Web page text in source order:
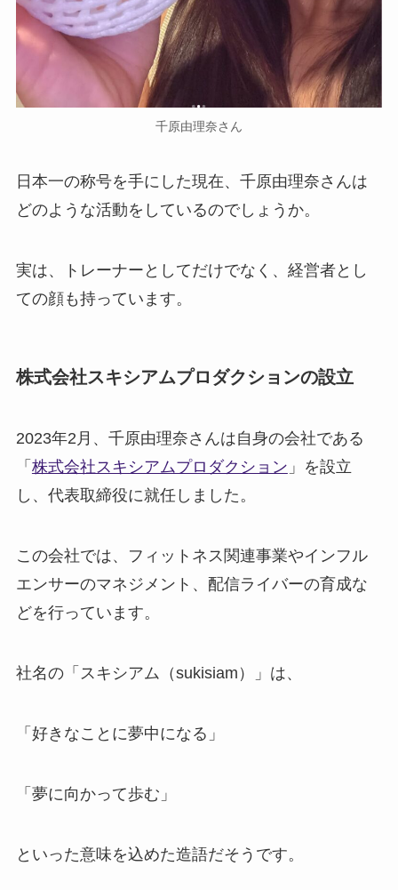
千原由理奈さん
日本一の称号を手にした現在、千原由理奈さんは
どのような活動をしているのでしょうか。
実は、トレーナーとしてだけでなく、経営者とし
ての顔も持っています。
株式会社スキシアムプロダクションの設立
2023年2月、千原由理奈さんは自身の会社である
「 株式会社スキシアムプロダクション 」を設立
し、代表取締役に就任しました。
この会社では、フィットネス関連事業やインフル
エンサーのマネジメント、配信ライバーの育成な
どを行っています。
社名の「スキシアム（sukisiam）」は、
「好きなことに夢中になる」
「夢に向かって歩む」
といった意味を込めた造語だそうです。